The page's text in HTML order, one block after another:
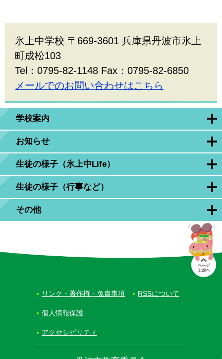
学校案内
お知らせ
生徒の様子（氷上中Life）
生徒の様子（行事など）
その他
氷上中学校 〒669-3601 兵庫県丹波市氷上
町成松103
Tel：0795-82-1148 Fax：0795-82-6850
メールでのお問い合わせはこちら
リンク・著作権・免責事項 RSSについて
個人情報保護
アクセシビリティ